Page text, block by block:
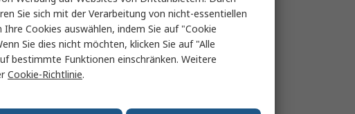
Nein
IP66
Sie sich mit der Verarbeitung von nicht-essentiellen
Cookies auswählen, indem Sie auf "Cookie
Sie dies nicht möchten, klicken Sie auf "Alle
bestimmte Funktionen einschränken. Weitere
Cookie-Richtlinie.